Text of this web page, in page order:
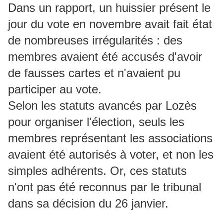
Dans un rapport, un huissier présent le
jour du vote en novembre avait fait état
de nombreuses irrégularités : des
membres avaient été accusés d'avoir
de fausses cartes et n'avaient pu
participer au vote.
Selon les statuts avancés par Lozès
pour organiser l'élection, seuls les
membres représentant les associations
avaient été autorisés à voter, et non les
simples adhérents. Or, ces statuts
n'ont pas été reconnus par le tribunal
dans sa décision du 26 janvier.